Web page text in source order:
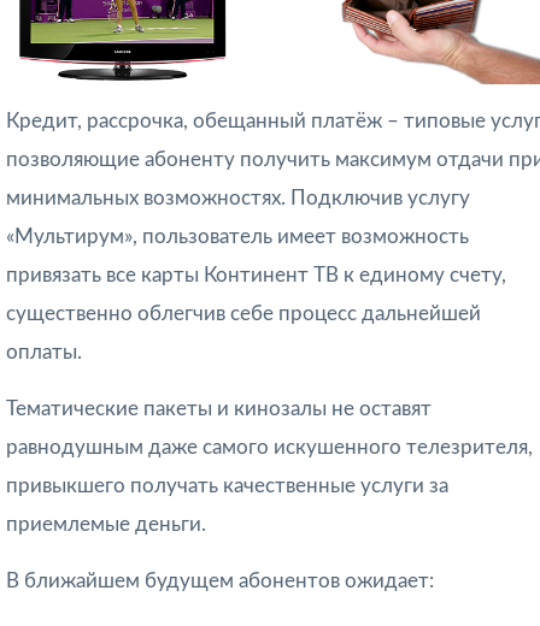
Кредит, рассрочка, обещанный платёж – типовые
позволяющие абоненту получить максимум отдачи
минимальных возможностях. Подключив услугу
«Мультирум», пользователь имеет возможность
привязать все карты Континент ТВ к единому счету,
существенно облегчив себе процесс дальнейшей
оплаты.
Тематические пакеты и кинозалы не оставят
равнодушным даже самого искушенного телезрителя,
привыкшего получать качественные услуги за
приемлемые деньги.
В ближайшем будущем абонентов ожидает: